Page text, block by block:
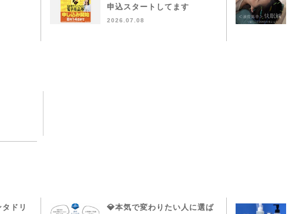
申込スタートしてます
2026.07.08
ドリ 💎本気で変わりたい人に選ば